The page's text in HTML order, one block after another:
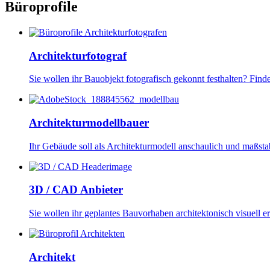
Büroprofile
Image
Architekturfotograf
Sie wollen ihr Bauobjekt fotografisch gekonnt festhalten?
Image
Architekturmodellbauer
Ihr Gebäude soll als Architekturmodell anschaulich und
Image
3D / CAD Anbieter
Sie wollen ihr geplantes Bauvorhaben architektonisch visuell
Image
Architekt